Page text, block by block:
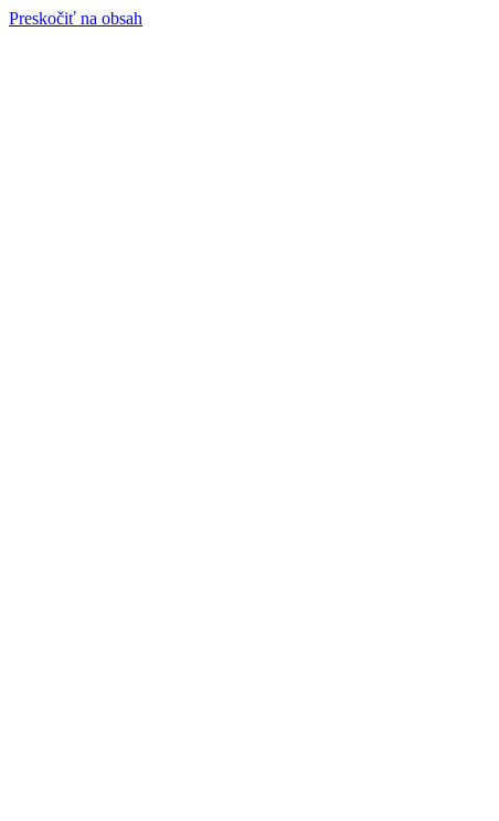
Preskočiť na obsah